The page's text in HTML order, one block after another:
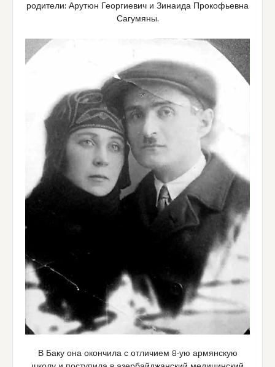
родители: Арутюн Георгиевич и Зинаида Прокофьевна
Сагумяны.
В Баку она окончила с отличием 8-ую армянскую